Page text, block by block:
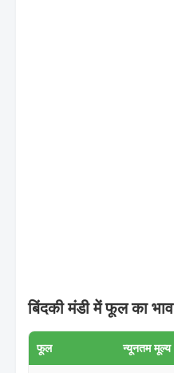
बिंदकी मंडी में फूल का भाव
फूल न्यूनतम मूल्य